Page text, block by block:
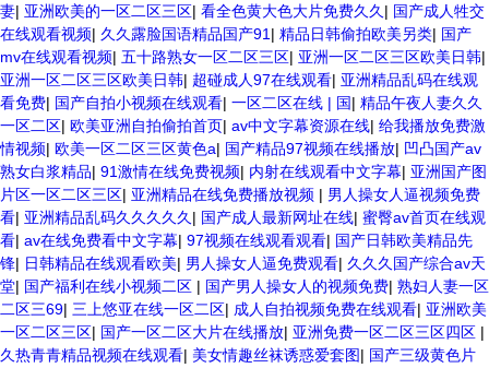
妻| 亚洲欧美的一区二区三区| 看全色黄大色大片免费久久 | 国产成人牲交
在线观看视频| 久久露脸国语精品国产91 | 精品日韩偷拍欧美另类| 国产
mv在线观看视频| 五十路熟女一区二区三区| 亚洲一区二区三区欧美日韩|
亚洲一区二区三区欧美日韩| 超碰成人97在线观看| 亚洲精品乱码在线观
看免费| 国产自拍小视频在线观看| 一区二区在线 | 国| 精品午夜人妻久久
一区二区| 欧美亚洲自拍偷拍首页| av中文字幕资源在线| 给我播放免费激
情视频| 欧美一区二区三区黄色a| 国产精品97视频在线播放| 凹凸国产av
熟女白浆精品| 91激情在线免费视频| 内射在线观看中文字幕| 亚洲国产图
片区一区二区三区| 亚洲精品在线免费播放视频 | 男人操女人逼视频免费
看| 亚洲精品乱码久久久久久 | 国产成人最新网址在线| 蜜臀av首页在线观
看| av在线免费看中文字幕| 97视频在线观看观看| 国产日韩欧美精品先
锋| 日韩精品在线观看欧美| 男人操女人逼免费观看| 久久久国产综合av天
堂| 国产福利在线小视频二区 | 国产男人操女人的视频免费| 熟妇人妻一区
二区三69| 三上悠亚在线一区二区| 成人自拍视频免费在线观看| 亚洲欧美
一区二区三区| 国产一区二区大片在线播放| 亚洲免费一区二区三区四区 |
久热青青精品视频在线观看| 美女情趣丝袜诱惑爱套图| 国产三级黄色片